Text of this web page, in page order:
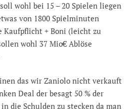
wohl bei 15 – 20 Spielen liegen
von 1800 Spielminuten
Kaufpflicht + Boni (leicht zu
wohl 37 Mio€ Ablöse
das wir Zaniolo nicht verkauft
Deal der besagt 50 % der
die Schulden zu stecken da man